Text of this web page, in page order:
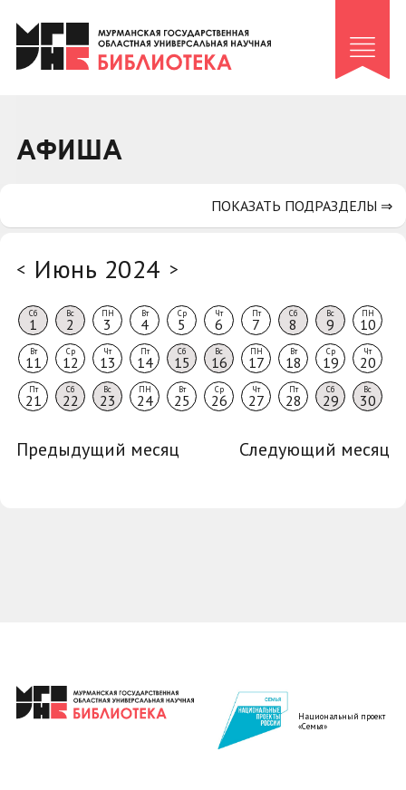
Клуб «Гиря и сельдерей»
Клуб «Семейный архив»
Коллегам
АФИША
< Июнь 2024 >
Сб
1
Вс
2
ПН
3
Вт
4
Ср
5
Чт
6
Пт
7
Сб
8
Вс
9
ПН
10
Вт
11
Ср
12
Чт
13
Пт
14
Сб
15
Вс
16
ПН
17
Вт
18
Ср
19
Чт
20
Пт
21
Сб
22
Вс
23
ПН
24
Вт
25
Ср
26
Чт
27
Пт
28
Сб
29
Вс
30
Предыдущий месяц Следующий месяц
ПОКАЗАТЬ ПОДРАЗДЕЛЫ ⇒
Национальный проект
«Семья»